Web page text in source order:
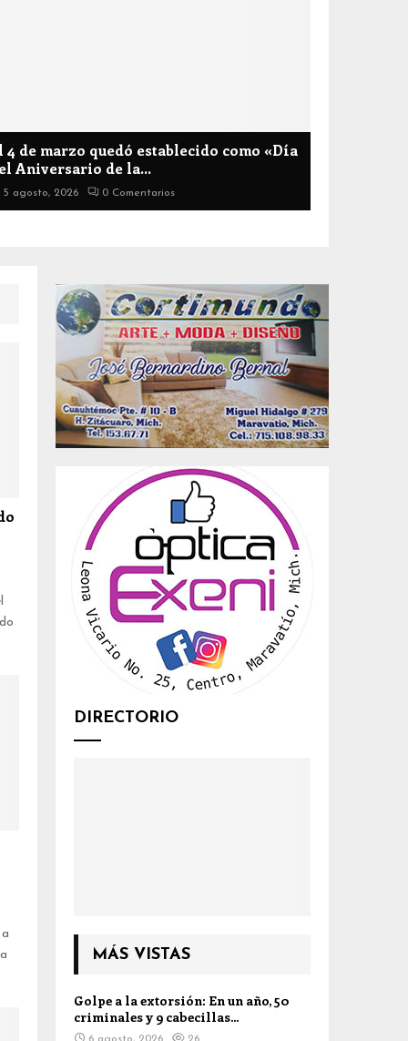
4 de marzo quedó establecido como «Día
Aniversario de la...
5 agosto, 2026 0 Comentarios
DIRECTORIO
MÁS VISTAS
Golpe a la extorsión: En un año, 50
criminales y 9 cabecillas...
6 agosto, 2026 26